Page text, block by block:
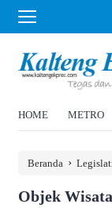
HOME METRO
Beranda ›
Objek